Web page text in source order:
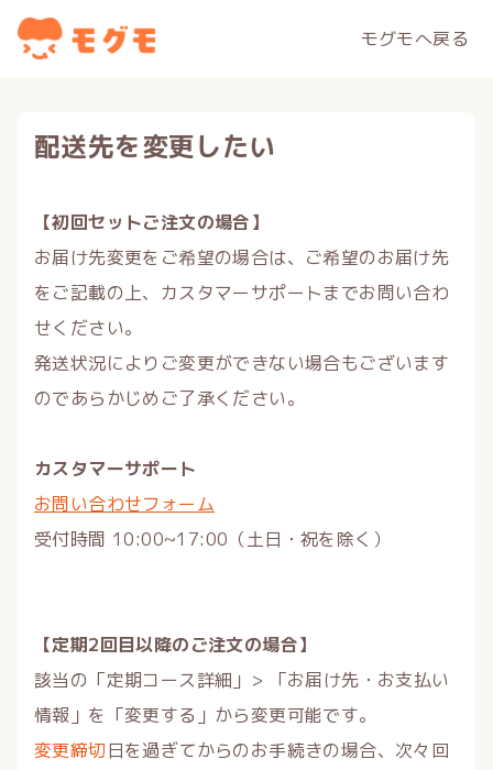
モグモへ戻る
配送先を変更したい
【初回セットご注文の場合】
お届け先変更をご希望の場合は、ご希望のお届け先
をご記載の上、カスタマーサポートまでお問い合わ
せください。
発送状況によりご変更ができない場合もございます
のであらかじめご了承ください。
カスタマーサポート
お問い合わせフォーム
受付時間 10:00~17:00（土日・祝を除く）
【定期2回目以降のご注文の場合】
該当の「定期コース詳細」> 「お届け先・お支払い
情報」を「変更する」から変更可能です。
変更締切日を過ぎてからのお手続きの場合、次々回